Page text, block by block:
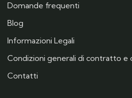
Domande frequenti
Blog
Informazioni Legali
Condizioni generali di contratto e
Contatti